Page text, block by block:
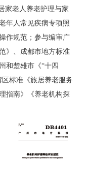
家老人养老护理与家
年人常见疾病专项照
作规范；参与编审广
》、成都市地方标准
和楚雄市《“十四
标准《旅居养老服务
指南》《养老机构探